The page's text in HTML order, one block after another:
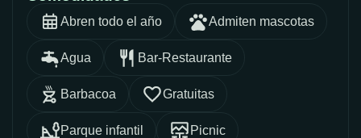
Abren todo el año Admiten mascotas
Agua Bar-Restaurante
Barbacoa Gratuitas
Parque infantil Picnic